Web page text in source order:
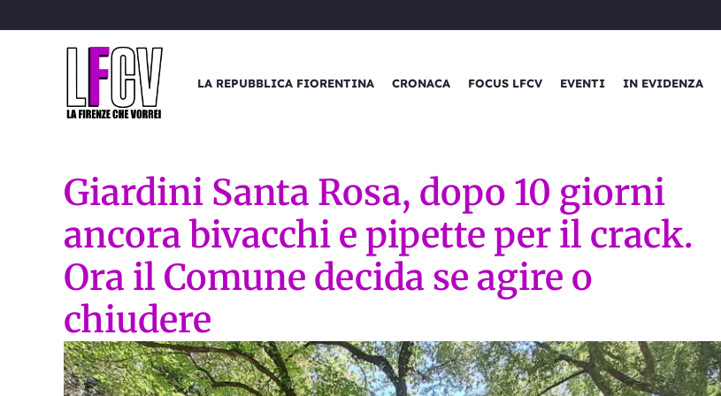
al
LA REPUBBLICA FIORENTINA CRONACA FOCUS LFCV EVENTI IN EVIDENZA
Giardini Santa Rosa, dopo 10 giorni
ancora bivacchi e pipette per il crack.
Ora il Comune decida se agire o
chiudere